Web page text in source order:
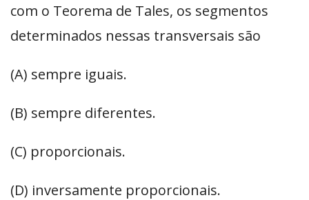
com o Teorema de Tales, os segmentos
determinados nessas transversais são
(A) sempre iguais.
(B) sempre diferentes.
(C) proporcionais.
(D) inversamente proporcionais.